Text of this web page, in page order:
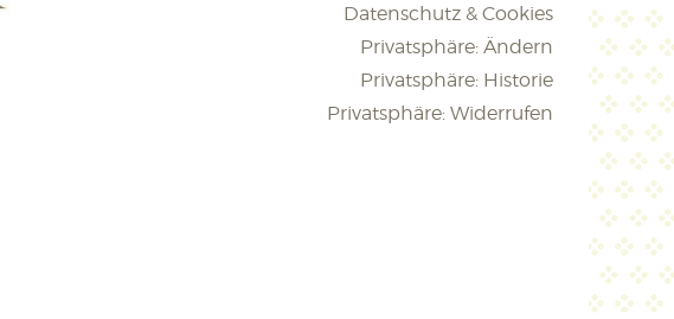
Datenschutz & Cookies
Privatsphäre: Ändern
Privatsphäre: Historie
Privatsphäre: Widerrufen